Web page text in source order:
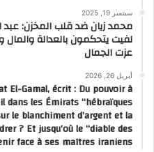
سبتمبر 19, 2025
محمد زيان ضد قلب المخزن:
لفيت يتحكمون بالعدالة والمال
عزت الجمال
أبريل 26, 2026
El-Gamal, écrit : Du pouvoir à
dans les Émirats “hébraïques
le blanchiment d’argent et la
? Et jusqu’où le “diable des
face à ses maîtres iraniens ?